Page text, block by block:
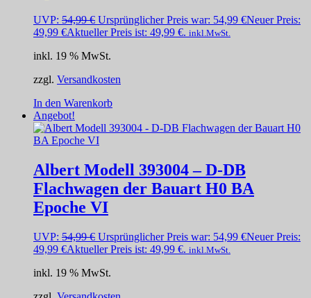
UVP: 54,99€ Ursprünglicher Preis war: 54,99 €Neuer Preis:
49,99 €Aktueller Preis ist: 49,99 €. inkl.MwSt.
inkl. 19 % MwSt.
zzgl. Versandkosten
In den Warenkorb
Angebot!
Albert Modell 393004 – D-DB
Flachwagen der Bauart H0 BA
Epoche VI
UVP: 54,99€ Ursprünglicher Preis war: 54,99 €Neuer Preis:
49,99 €Aktueller Preis ist: 49,99 €. inkl.MwSt.
inkl. 19 % MwSt.